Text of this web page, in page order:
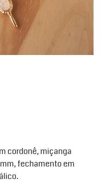
cordonê, miçanga
fechamento em